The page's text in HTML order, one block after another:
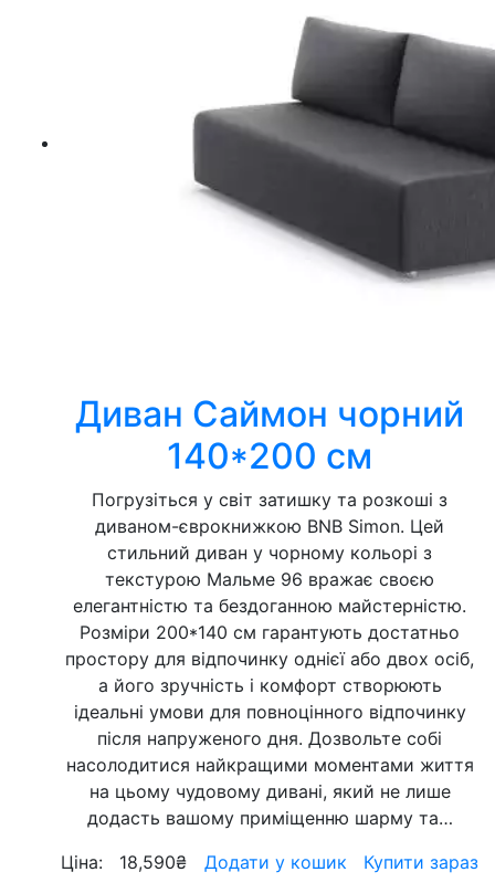
Диван Саймон чорний
140*200 см
Погрузіться у світ затишку та розкоші з
диваном-єврокнижкою BNB Simon. Цей
стильний диван у чорному кольорі з
текстурою Мальме 96 вражає своєю
елегантністю та бездоганною майстерністю.
Розміри 200*140 см гарантують достатньо
простору для відпочинку однієї або двох осіб,
а його зручність і комфорт створюють
ідеальні умови для повноцінного відпочинку
після напруженого дня. Дозвольте собі
насолодитися найкращими моментами життя
на цьому чудовому дивані, який не лише
додасть вашому приміщенню шарму та…
Ціна:
18,590₴ Додати у кошик Купити зараз